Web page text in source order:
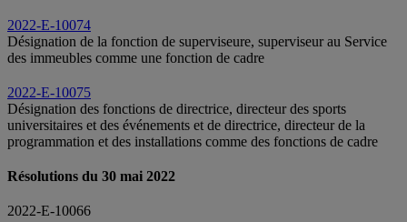
2022-E-10074
Désignation de la fonction de superviseure, superviseur au Service
des immeubles comme une fonction de cadre
2022-E-10075
Désignation des fonctions de directrice, directeur des sports
universitaires et des événements et de directrice, directeur de la
programmation et des installations comme des fonctions de cadre
Résolutions du 30 mai 2022
2022-E-10066